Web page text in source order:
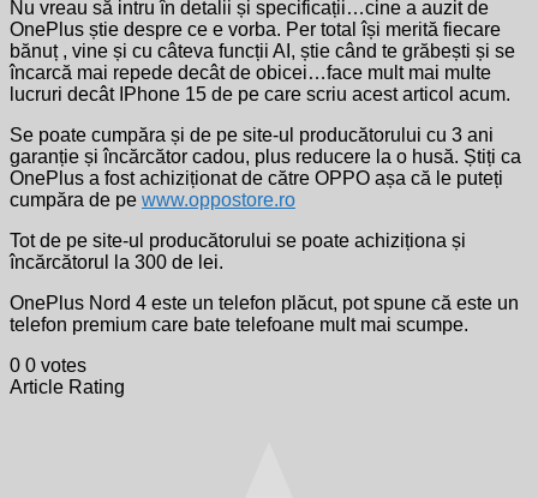
Nu vreau să intru în detalii și specificații…cine a auzit de
OnePlus știe despre ce e vorba. Per total își merită fiecare
bănuț , vine și cu câteva funcții AI, știe când te grăbești și se
încarcă mai repede decât de obicei…face mult mai multe
lucruri decât IPhone 15 de pe care scriu acest articol acum.
Se poate cumpăra și de pe site-ul producătorului cu 3 ani
garanție și încărcător cadou, plus reducere la o husă. Știți ca
OnePlus a fost achiziționat de către OPPO așa că le puteți
cumpăra de pe www.oppostore.ro
Tot de pe site-ul producătorului se poate achiziționa și
încărcătorul la 300 de lei.
OnePlus Nord 4 este un telefon plăcut, pot spune că este un
telefon premium care bate telefoane mult mai scumpe.
0 0 votes
Article Rating